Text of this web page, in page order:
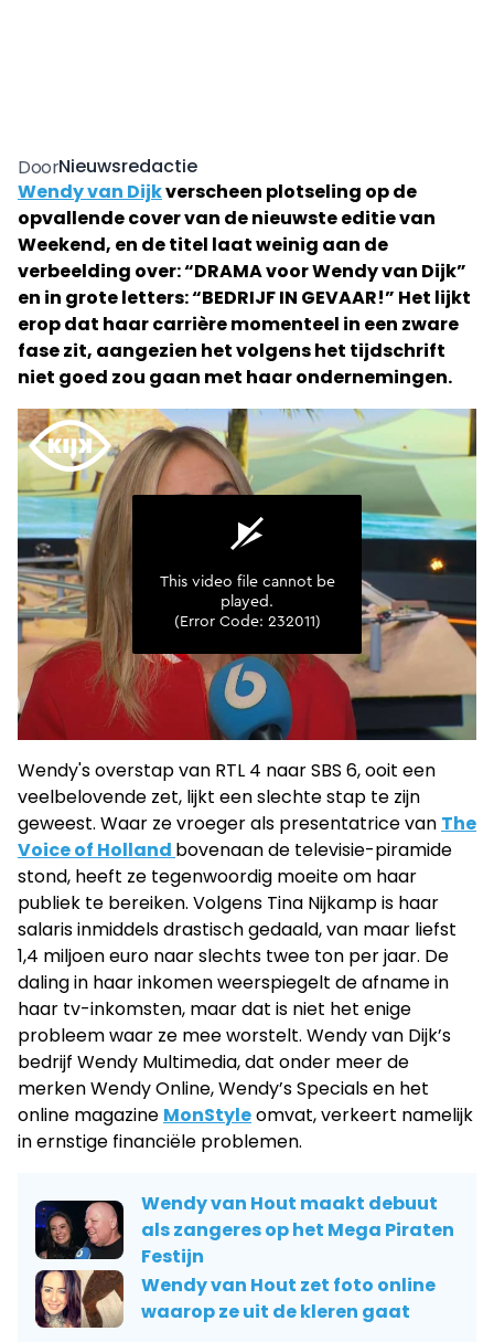
DoorNieuwsredactie
Wendy van Dijkverscheen plotseling op de
opvallende cover van de nieuwste editie van
Weekend, en de titel laat weinig aan de
verbeelding over: “DRAMA voor Wendy van Dijk”
en in grote letters: “BEDRIJF IN GEVAAR!” Het lijkt
erop dat haar carrière momenteel in een zware
fase zit, aangezien het volgens het tijdschrift
niet goed zou gaan met haar ondernemingen.
Wendy's overstap van RTL 4 naar SBS 6, ooit een
veelbelovende zet, lijkt een slechte stap te zijn
geweest. Waar ze vroeger als presentatrice van The
Voice of Holland bovenaan de televisie-piramide
stond, heeft ze tegenwoordig moeite om haar
publiek te bereiken. Volgens Tina Nijkamp is haar
salaris inmiddels drastisch gedaald, van maar liefst
1,4 miljoen euro naar slechts twee ton per jaar. De
daling in haar inkomen weerspiegelt de afname in
haar tv-inkomsten, maar dat is niet het enige
probleem waar ze mee worstelt. Wendy van Dijk’s
bedrijf Wendy Multimedia, dat onder meer de
merken Wendy Online, Wendy’s Specials en het
online magazine MonStyleomvat, verkeert namelijk
in ernstige financiële problemen.
Wendy van Hout maakt debuut
als zangeres op het Mega Piraten
Festijn
Wendy van Hout zet foto online
waarop ze uit de kleren gaat